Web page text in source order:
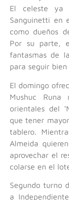
El celeste ya
Sanguinetti en
como dueños
Por su parte,
fantasmas de
para seguir
El domingo
Mushuc Runa
orientales del
que tener
tablero.
Almeida
aprovechar el
colarse en el
Segundo turno
a